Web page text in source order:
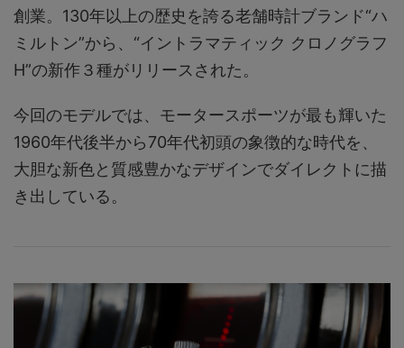
創業。130年以上の歴史を誇る老舗時計ブランド“ハ
ミルトン”から、“イントラマティック クロノグラフ
H”の新作３種がリリースされた。
今回のモデルでは、モータースポーツが最も輝いた
1960年代後半から70年代初頭の象徴的な時代を、
大胆な新色と質感豊かなデザインでダイレクトに描
き出している。